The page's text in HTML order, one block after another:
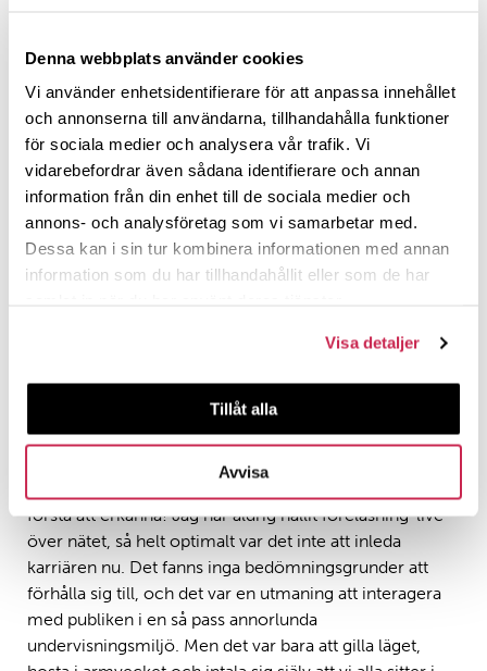
Denna webbplats använder cookies
Vi använder enhetsidentifierare för att anpassa innehållet
och annonserna till användarna, tillhandahålla funktioner
för sociala medier och analysera vår trafik. Vi
vidarebefordrar även sådana identifierare och annan
information från din enhet till de sociala medier och
annons- och analysföretag som vi samarbetar med.
Dessa kan i sin tur kombinera informationen med annan
information som du har tillhandahållit eller som de har
Visa detaljer
Tillåt alla
Avvisa
Långt innan tuppen gal, måndagen den 6 april, föreläste
han över rubriken ”Sakralitetens återkomst – ett
kyrkohistoriskt case”. Som rubriken angav stod en
docenttitel i ämnet kyrkohistoria på spel.
Om auditoriet vid Rosenius föreläsning var till bredden
hade dykt upp – en omständighet som förvisso delvis
kan förklaras av de pandemi-restriktioner som
dataskärmarna till ett dussintal sömndruckna ögonpar,
Dahlbacka själv var efter uträttat värv förtegen, men lät
efter smärre påtryckningar munlädret gå och
första att erkänna! Jag har aldrig hållit föreläsning ’live’
över nätet, så helt optimalt var det inte att inleda
karriären nu. Det fanns inga bedömningsgrunder att
förhålla sig till, och det var en utmaning att interagera
med publiken i en så pass annorlunda
undervisningsmiljö. Men det var bara att gilla läget,